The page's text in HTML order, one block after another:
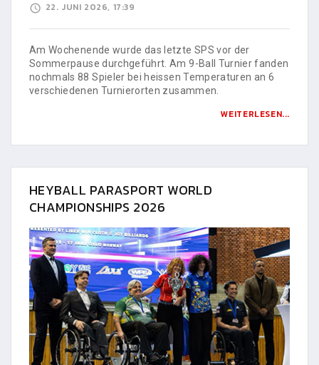
22. JUNI 2026, 17:39
Am Wochenende wurde das letzte SPS vor der
Sommerpause durchgeführt. Am 9-Ball Turnier fanden
nochmals 88 Spieler bei heissen Temperaturen an 6
verschiedenen Turnierorten zusammen.
WEITERLESEN...
HEYBALL PARASPORT WORLD
CHAMPIONSHIPS 2026